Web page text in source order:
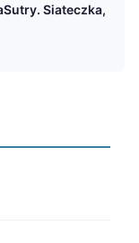
Siateczka,